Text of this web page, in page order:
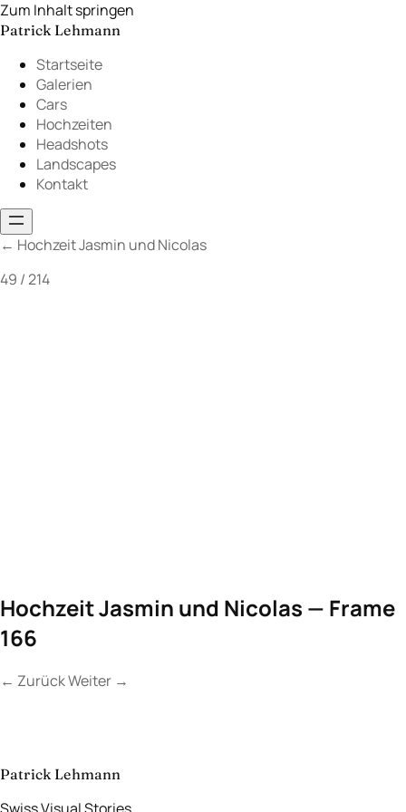
Zum Inhalt springen
Patrick Lehmann
Startseite
Galerien
Cars
Hochzeiten
Headshots
Landscapes
Kontakt
← Hochzeit Jasmin und Nicolas
49 / 214
Hochzeit Jasmin und Nicolas — Frame
166
← ZurückWeiter →
aufnehmen→
Patrick Lehmann